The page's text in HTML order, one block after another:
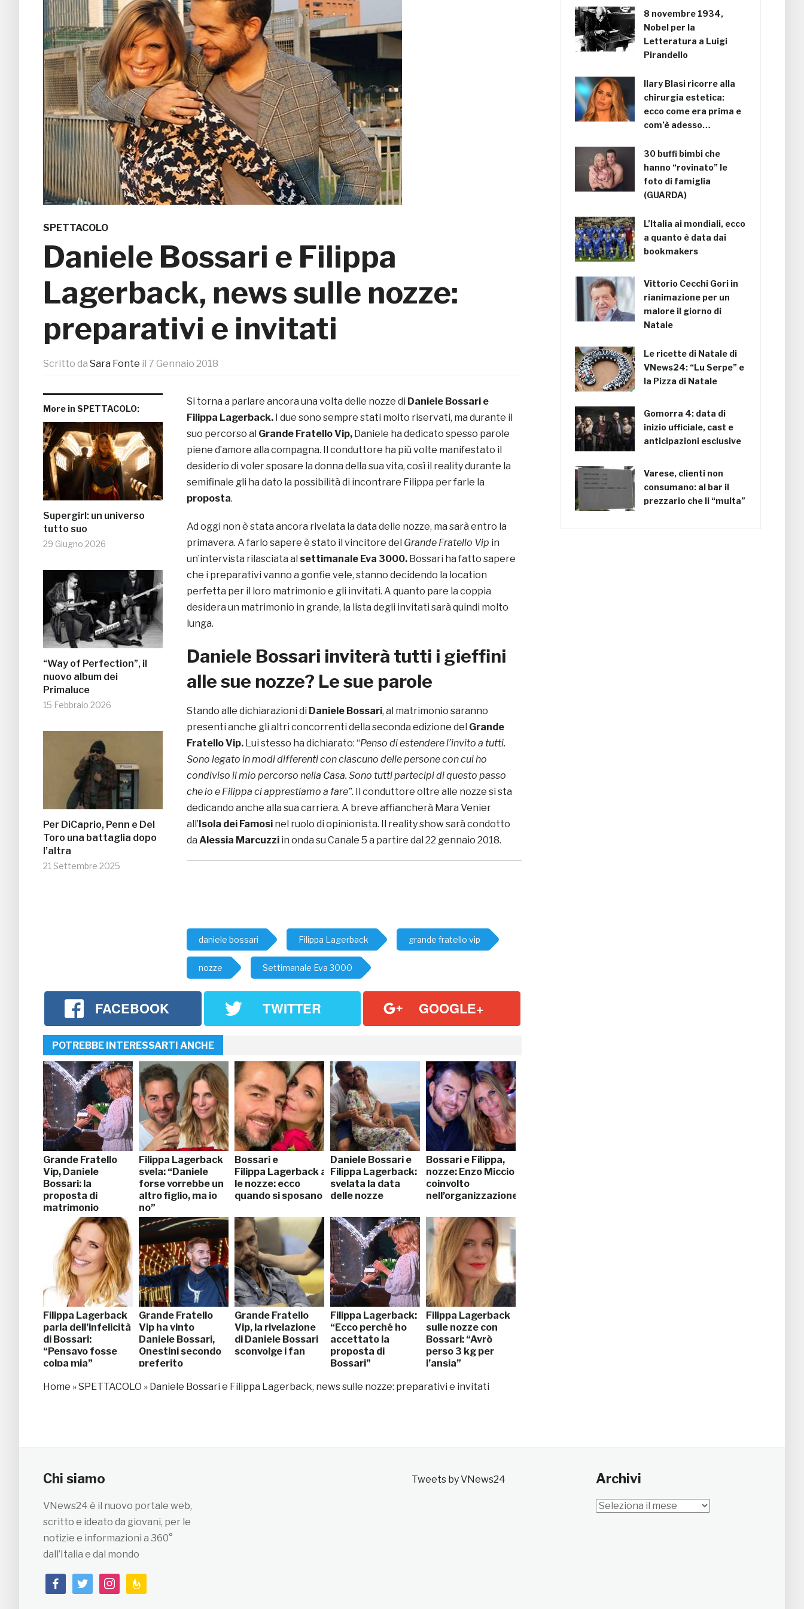
SPETTACOLO
Daniele Bossari e Filippa
Lagerback, news sulle nozze:
preparativi e invitati
Scritto da Sara Fonte il 7 Gennaio 2018
More in SPETTACOLO:
Supergirl: un universo
tutto suo
29 Giugno 2026
“Way of Perfection”, il
nuovo album dei
Primaluce
15 Febbraio 2026
Per DiCaprio, Penn e Del
Toro una battaglia dopo
l’altra
21 Settembre 2025
Si torna a parlare ancora una volta delle nozze di Daniele Bossari e
Filippa Lagerback. I due sono sempre stati molto riservati, ma durante il
suo percorso al Grande Fratello Vip, Daniele ha dedicato spesso parole
piene d’amore alla compagna. Il conduttore ha più volte manifestato il
desiderio di voler sposare la donna della sua vita, così il reality durante la
semifinale gli ha dato la possibilità di incontrare Filippa per farle la
proposta.
Ad oggi non è stata ancora rivelata la data delle nozze, ma sarà entro la
primavera. A farlo sapere è stato il vincitore del Grande Fratello Vip in
un’intervista rilasciata al settimanale Eva 3000. Bossari ha fatto sapere
che i preparativi vanno a gonfie vele, stanno decidendo la location
perfetta per il loro matrimonio e gli invitati. A quanto pare la coppia
desidera un matrimonio in grande, la lista degli invitati sarà quindi molto
lunga.
Daniele Bossari inviterà tutti i gieffini
alle sue nozze? Le sue parole
Stando alle dichiarazioni di Daniele Bossari, al matrimonio saranno
presenti anche gli altri concorrenti della seconda edizione del Grande
Fratello Vip. Lui stesso ha dichiarato: “Penso di estendere l’invito a tutti.
Sono legato in modi differenti con ciascuno delle persone con cui ho
condiviso il mio percorso nella Casa. Sono tutti partecipi di questo passo
che io e Filippa ci apprestiamo a fare”. Il conduttore oltre alle nozze si sta
dedicando anche alla sua carriera. A breve affiancherà Mara Venier
all’Isola dei Famosi nel ruolo di opinionista. Il reality show sarà condotto
da Alessia Marcuzzi in onda su Canale 5 a partire dal 22 gennaio 2018.
daniele bossari Filippa Lagerback grande fratello vip
nozze Settimanale Eva 3000
FACEBOOK TWITTER GOOGLE+
POTREBBE INTERESSARTI ANCHE
Grande Fratello
Vip, Daniele
Bossari: la
proposta di
matrimonio
stupisce
Filippa Lagerback
svela: “Daniele
forse vorrebbe un
altro figlio, ma io
no”
Bossari e
Filippa Lagerback anticipano
le nozze: ecco
quando si sposano
Daniele Bossari e
Filippa Lagerback:
svelata la data
delle nozze
Bossari e Filippa,
nozze: Enzo Miccio
coinvolto
nell’organizzazione
Filippa Lagerback
parla dell’infelicità
di Bossari:
“Pensavo fosse
colpa mia”
Grande Fratello
Vip ha vinto
Daniele Bossari,
Onestini secondo
preferito
Grande Fratello
Vip, la rivelazione
di Daniele Bossari
sconvolge i fan
Filippa Lagerback:
“Ecco perché ho
accettato la
proposta di
Bossari”
Filippa Lagerback
sulle nozze con
Bossari: “Avrò
perso 3 kg per
l’ansia”
Home »SPETTACOLO » Daniele Bossari e Filippa Lagerback, news sulle nozze: preparativi e invitati
8 novembre 1934,
Nobel per la
Letteratura a Luigi
Pirandello
Ilary Blasi ricorre alla
chirurgia estetica:
ecco come era prima e
com’è adesso…
30 buffi bimbi che
hanno “rovinato” le
foto di famiglia
(GUARDA)
L’Italia ai mondiali, ecco
a quanto è data dai
bookmakers
Vittorio Cecchi Gori in
rianimazione per un
malore il giorno di
Natale
Le ricette di Natale di
VNews24: “Lu Serpe” e
la Pizza di Natale
Gomorra 4: data di
inizio ufficiale, cast e
anticipazioni esclusive
Varese, clienti non
consumano: al bar il
prezzario che li “multa”
Chi siamo
VNews24 è il nuovo portale web,
scritto e ideato da giovani, per le
notizie e informazioni a 360°
dall’Italia e dal mondo
facebooktwitterinstagramfeedburner
Tweets by VNews24 Archivi
Archivi